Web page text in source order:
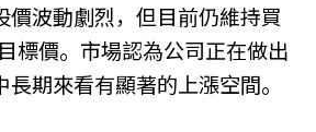
價波動劇烈，但目前仍維持買
標價。市場認為公司正在做出
期來看有顯著的上漲空間。